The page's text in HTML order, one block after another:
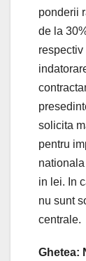
ponderii
de la
solicita
pentru
in lei. In
nu sunt
centrale.
Ghetea: